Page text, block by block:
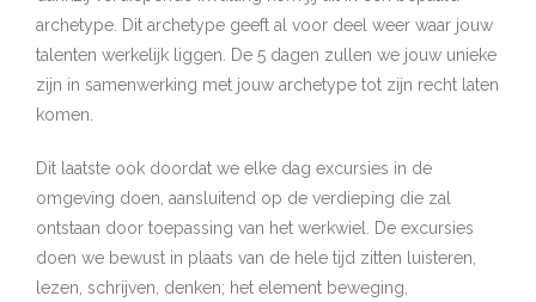
archetype. Dit archetype geeft al voor deel weer waar jouw
talenten werkelijk liggen. De 5 dagen zullen we jouw unieke
zijn in samenwerking met jouw archetype tot zijn recht laten
komen.
Dit laatste ook doordat we elke dag excursies in de
omgeving doen, aansluitend op de verdieping die zal
ontstaan door toepassing van het werkwiel. De excursies
doen we bewust in plaats van de hele tijd zitten luisteren,
lezen, schrijven, denken; het element beweging,